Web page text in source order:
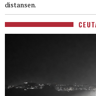
distansen.